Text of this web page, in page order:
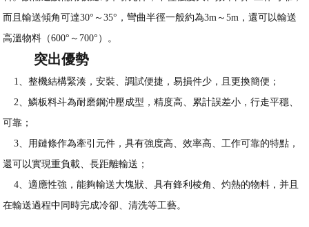
而且輸送傾角可達30°～35°，彎曲半徑一般約為3m～5m，還可以輸送
高溫物料（600°～700°）。
突出優勢
1、整機結構緊湊，安裝、調試便捷，易損件少，且更換簡便；
2、鱗板料斗為耐磨鋼沖壓成型，精度高、累計誤差小，行走平穩、
可靠；
3、用鏈條作為牽引元件，具有強度高、效率高、工作可靠的特點，
還可以實現重負載、長距離輸送；
4、適應性強，能夠輸送大塊狀、具有鋒利棱角、灼熱的物料，并且
在輸送過程中同時完成冷卻、清洗等工藝。